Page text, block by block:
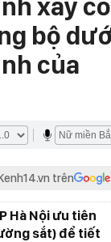
xây
bộ
của
trên
Hà Nội ưu tiên
sắt) để tiết